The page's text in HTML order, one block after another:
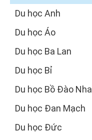
Du học Anh
Du học Áo
Du học Ba Lan
Du học Bỉ
Du học Bồ Đào Nha
Du học Đan Mạch
Du học Đức